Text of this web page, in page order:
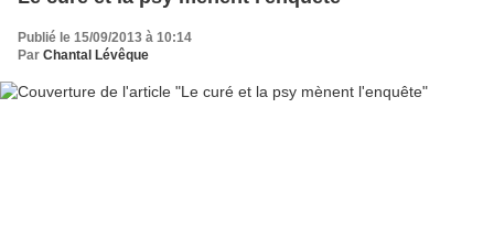
Publié le 15/09/2013 à 10:14
Par Chantal Lévêque